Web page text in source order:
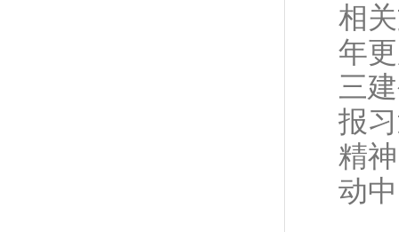
相
年
三
报
精
动